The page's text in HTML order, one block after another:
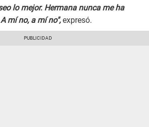
lo mejor. Hermana nunca me ha
mí no, a mí no",expresó.